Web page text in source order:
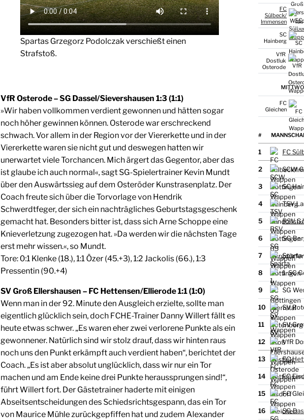
Spartas Grzegorz Podolczak verschießt einen
Strafstoß.
VfR Osterode – SG Dassel/Sievershausen 1:3 (1:1)
»Wir haben vollkommen verdient gewonnen und hätten sogar
noch höher gewinnen können. Osterode war erschreckend
schwach. Vor allem in der Region vor der Viererkette und in der
Viererkette waren sie nicht gut und deswegen hatten wir
unerwartet viele Torchancen. Mich ärgert das Gegentor, aber das
ist glaube ich auch normal«, sagt SG-Spielertrainer Kevin Mundt
über den Auswärtssieg auf dem Osteröder Kunstrasenplatz. Der
Coach freute sich über die Torvorlage von Hendrik
Schwerdtfeger, der sich ein nachträgliches Geburtstagsgeschenk
gemacht hat. Besonders bitter ist, dass sich Arne Schoppe eine
Knieverletzung zugezogen hat. »Da werden wir die nächsten Tage
erst mehr wissen.«, so Mundt.
Tore: 0:1 Klenke (18.), 1:1 Özer (45.+3), 1:2 Jackolis (66.), 1:3
Pressentin (90.+4)
SV Groß Ellershausen – FC Hettensen/Ellierode 1:1 (1:0)
Wenn man in der 92. Minute den Ausgleich erzielte, sollte man
eigentlich glücklich sein, doch FCHE-Trainer Danny Willert fällt es
heute etwas schwer. „Es waren eher zwei verlorene Punkte als ein
gewonnener. Natürlich sind wir stolz drauf, dass wir hinten raus
noch uns den Punkt erkämpft auch verdient haben“, berichtet der
Coach. „Es ist aber absolut unglücklich, dass wir nur ein Tor
machen und am Ende keine drei Punkte heraussprungen sind!“,
führt Willert fort. Der Gästetrainer haderte mit einigen
Abseitsentscheidungen des Schiedsrichtsgespann, das ein Tor
von Maurice Mühle zurückgepfiffen hat und zudem Alexander
FC
Sülbeck/
Immensen
SC
Hainberg
VfR
Dostluk
Osterode
FC
Gleichen
#
1 FC
2 SCW
3 SC
4 TSV
5 RSV
6 SG
7
8
9 SG
10 SV
11
12
13 FC
14 FC
15 FC
16 SG